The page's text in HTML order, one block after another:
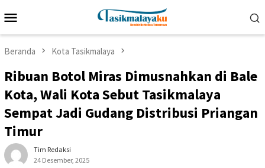
ke
Mobile
Beranda Kota Tasikmalaya
Ribuan Botol Miras Dimusnahkan di Bale
Kota, Wali Kota Sebut Tasikmalaya
Sempat Jadi Gudang Distribusi Priangan
Timur
Tim Redaksi
24 Desember, 2025